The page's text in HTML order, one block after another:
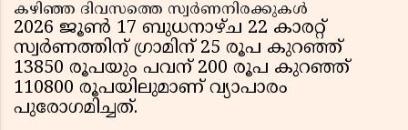
കഴിഞ്ഞ ദിവസത്തെ സ്വർണനിരക്കുകൾ
2026 ജൂൺ 17 ബുധനാഴ്ച 22 കാരറ്റ്
സ്വർണത്തിന് ഗ്രാമിന് 25 രൂപ കുറഞ്ഞ്
13850 രൂപയും പവന് 200 രൂപ കുറഞ്ഞ്
110800 രൂപയിലുമാണ് വ്യാപാരം
പുരോഗമിച്ചത്.